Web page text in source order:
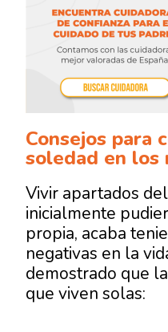
Consejos para
soledad en los
Vivir apartados
inicialmente
propia, acaba
negativas en la
demostrado que
que viven solas: